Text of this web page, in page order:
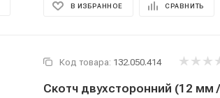
В ИЗБРАННОЕ СРАВНИТЬ
Код товара: 132.050.414
Скотч двухсторонний (12 мм